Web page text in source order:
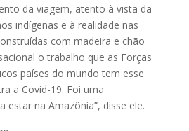
da viagem, atento à vista da
indígenas e à realidade nas
com madeira e chão
o trabalho que as Forças
países do mundo tem esse
a Covid-19. Foi uma
estar na Amazônia”, disse ele.